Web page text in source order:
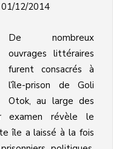
01/12/2014
De nombreux
ouvrages littéraires
furent consacrés à
l’île-prison de Goli
Otok, au large des
examen révèle le
île a laissé à la fois